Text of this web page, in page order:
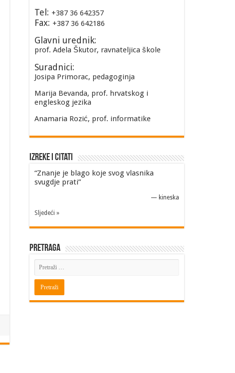
Tel: +387 36 642357
Fax: +387 36 642186
Glavni urednik:
prof. Adela Škutor, ravnateljica škole
Suradnici:
Josipa Primorac, pedagoginja
Marija Bevanda, prof. hrvatskog i
engleskog jezika
Anamaria Rozić, prof. informatike
Izreke i Citati
“Znanje je blago koje svog vlasnika
svugdje prati”
— kineska
Sljedeći »
Pretraga